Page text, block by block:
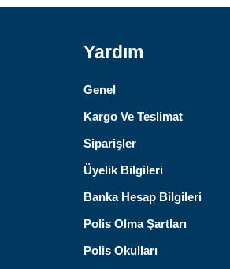
Yardım
Genel
Kargo Ve Teslimat
Siparişler
Üyelik Bilgileri
Banka Hesap Bilgileri
Polis Olma Şartları
Polis Okulları